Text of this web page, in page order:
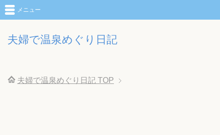
夫婦で温泉めぐり日記
メニュー
夫婦で温泉めぐり日記 TOP